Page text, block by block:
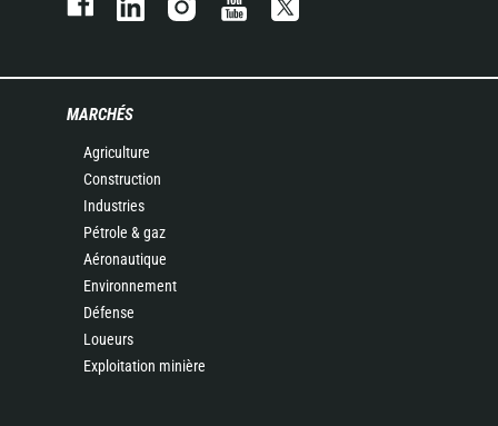
MARCHÉS
Agriculture
Construction
Industries
Pétrole & gaz
Aéronautique
Environnement
Défense
Loueurs
Exploitation minière